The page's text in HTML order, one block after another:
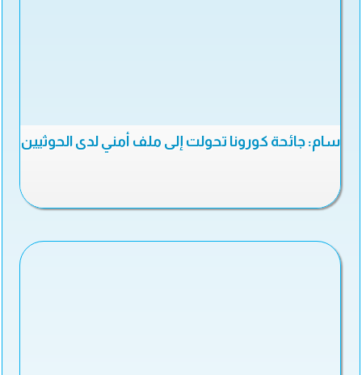
سام: جائحة كورونا تحولت إلى ملف أمني لدى الحوثيين